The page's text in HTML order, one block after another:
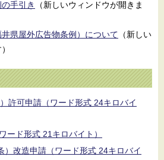
手引き
（新しいウィンドウが開きま
県屋外広告物条例）について （新しい
許可申請（ワード形式 24キロバイ
ード形式 21キロバイト）
）改造申請（ワード形式 24キロバイ